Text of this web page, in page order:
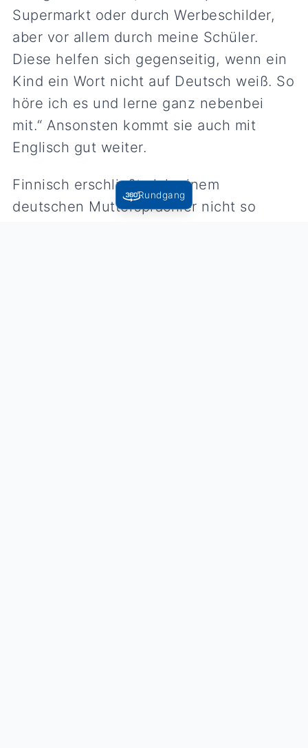
Supermarkt oder durch Werbeschilder,
aber vor allem durch meine Schüler.
Diese helfen sich gegenseitig, wenn ein
Kind ein Wort nicht auf Deutsch weiß. So
höre ich es und lerne ganz nebenbei
mit.“ Ansonsten kommt sie auch mit
Englisch gut weiter.
Finnisch erschließt sich einem
deutschen Muttersprachler nicht so
Rundgang